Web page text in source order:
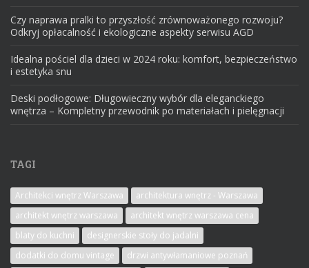
Czy naprawa pralki to przyszłość zrównoważonego rozwoju?
Odkryj opłacalność i ekologiczne aspekty serwisu AGD
Idealna pościel dla dzieci w 2024 roku: komfort, bezpieczeństwo
i estetyka snu
Deski podłogowe: Długowieczny wybór dla eleganckiego
wnętrza – Kompletny przewodnik po materiałach i pielęgnacji
TAGI
Architekci wnętrz Warszawa
architektura wnętrz - Warszawa
architekt wnętrz warszawa
architekt wnętrz warszawa cena
blaty do kuchni
designerskie stoły do jadalni
dodatki do domu vintage
drzwi antywłamaniowe poznań